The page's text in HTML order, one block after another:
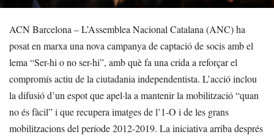
ACN Barcelona – L’Assemblea Nacional Catalana (ANC) ha
posat en marxa una nova campanya de captació de socis amb el
lema “Ser-hi o no ser-hi”, amb què fa una crida a reforçar el
compromís actiu de la ciutadania independentista. L’acció inclou
la difusió d’un espot que apel·la a mantenir la mobilització “quan
no és fàcil” i que recupera imatges de l’1-O i de les grans
mobilitzacions del període 2012-2019. La iniciativa arriba després